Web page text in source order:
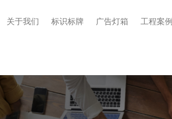
关于我们 标识标牌 广告灯箱 工程案例